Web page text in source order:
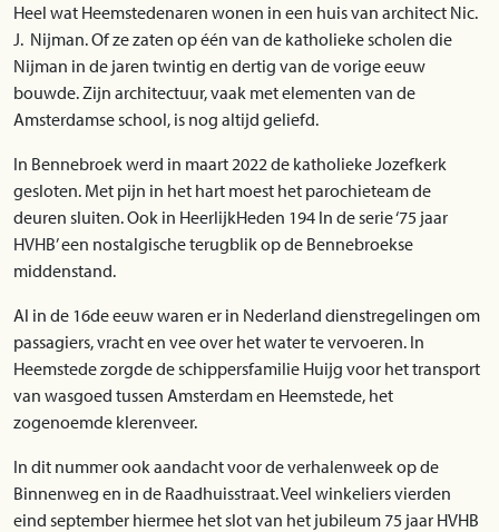
Heel wat Heemstedenaren wonen in een huis van architect Nic.
J. Nijman. Of ze zaten op één van de katholieke scholen die
Nijman in de jaren twintig en dertig van de vorige eeuw
bouwde. Zijn architectuur, vaak met elementen van de
Amsterdamse school, is nog altijd geliefd.
In Bennebroek werd in maart 2022 de katholieke Jozefkerk
gesloten. Met pijn in het hart moest het parochieteam de
deuren sluiten. Ook in HeerlijkHeden 194 In de serie ‘75 jaar
HVHB’ een nostalgische terugblik op de Bennebroekse
middenstand.
Al in de 16de eeuw waren er in Nederland dienstregelingen om
passagiers, vracht en vee over het water te vervoeren. In
Heemstede zorgde de schippersfamilie Huijg voor het transport
van wasgoed tussen Amsterdam en Heemstede, het
zogenoemde klerenveer.
In dit nummer ook aandacht voor de verhalenweek op de
Binnenweg en in de Raadhuisstraat. Veel winkeliers vierden
eind september hiermee het slot van het jubileum 75 jaar HVHB